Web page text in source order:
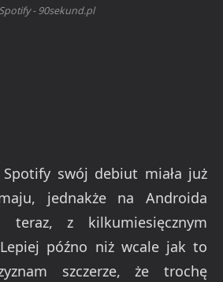
Spotify - 90sekund.pl
swój debiut miała już
jednakże na Androida
teraz, z kilkumiesięcznym
późno niż wcale jak to
szczerze, że trochę